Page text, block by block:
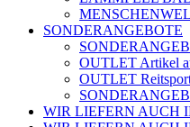
SONDERANGEBOTE
OUTLET Artikel
OUTLET
WIR LIEFERN AUCH